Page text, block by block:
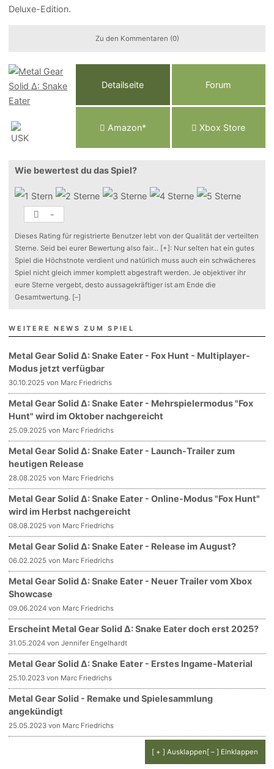
Deluxe-Edition.
Zu den Kommentaren (0)
Detailseite Forum
Amazon* Xbox Store
Wie bewertest du das Spiel?
-
Dieses Rating für registrierte Benutzer lebt von der Qualität der verteilten
Sterne. Seid bei eurer Bewertung also fair... [+] : Nur selten hat ein gutes
Spiel die Höchstnote verdient und natürlich muss auch ein schwächeres
Spiel nicht gleich immer komplett abgestraft werden. Je objektiver ihr
eure Sterne vergebt, desto aussagekräftiger ist am Ende die
Gesamtwertung. [–]
WEITERE NEWS ZUM SPIEL
Metal Gear Solid Δ: Snake Eater - Fox Hunt - Multiplayer-
Modus jetzt verfügbar
30.10.2025 von Marc Friedrichs
Metal Gear Solid Δ: Snake Eater - Mehrspielermodus "Fox
Hunt" wird im Oktober nachgereicht
25.09.2025 von Marc Friedrichs
Metal Gear Solid Δ: Snake Eater - Launch-Trailer zum
heutigen Release
28.08.2025 von Marc Friedrichs
Metal Gear Solid Δ: Snake Eater - Online-Modus "Fox Hunt"
wird im Herbst nachgereicht
08.08.2025 von Marc Friedrichs
Metal Gear Solid Δ: Snake Eater - Release im August?
06.02.2025 von Marc Friedrichs
Metal Gear Solid Δ: Snake Eater - Neuer Trailer vom Xbox
Showcase
09.06.2024 von Marc Friedrichs
Erscheint Metal Gear Solid Δ: Snake Eater doch erst 2025?
31.05.2024 von Jennifer Engelhardt
Metal Gear Solid Δ: Snake Eater - Erstes Ingame-Material
25.10.2023 von Marc Friedrichs
Metal Gear Solid - Remake und Spielesammlung
angekündigt
25.05.2023 von Marc Friedrichs
[ + ] Ausklappen[ – ] Einklappen